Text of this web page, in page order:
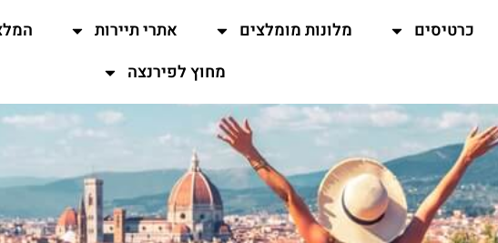
כרטיסים מלונות מומלצים אתרי תיירות
מחוץ לפירנצה